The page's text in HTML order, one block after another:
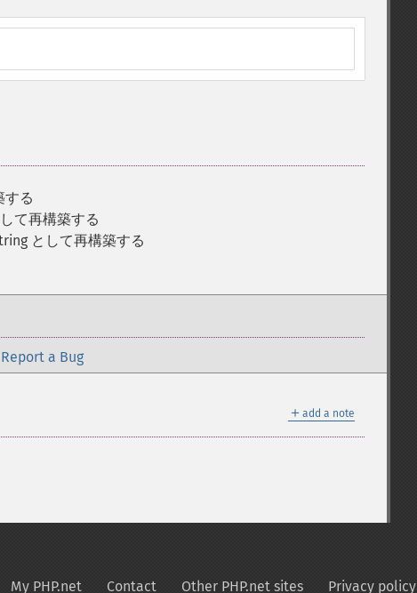
する
て再構築する
として再構築する
Report a Bug
＋ add a note
My PHP.net Contact Other PHP.net sites Privacy policy